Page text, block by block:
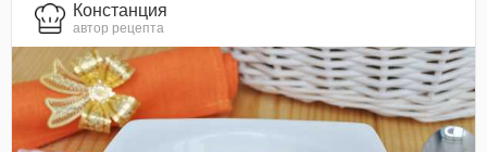
Констанция
автор рецепта